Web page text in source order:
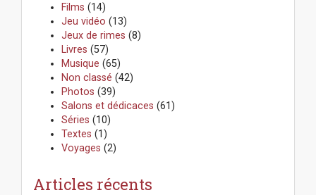
Films (14)
Jeu vidéo (13)
Jeux de rimes (8)
Livres (57)
Musique (65)
Non classé (42)
Photos (39)
Salons et dédicaces (61)
Séries (10)
Textes (1)
Voyages (2)
Articles récents